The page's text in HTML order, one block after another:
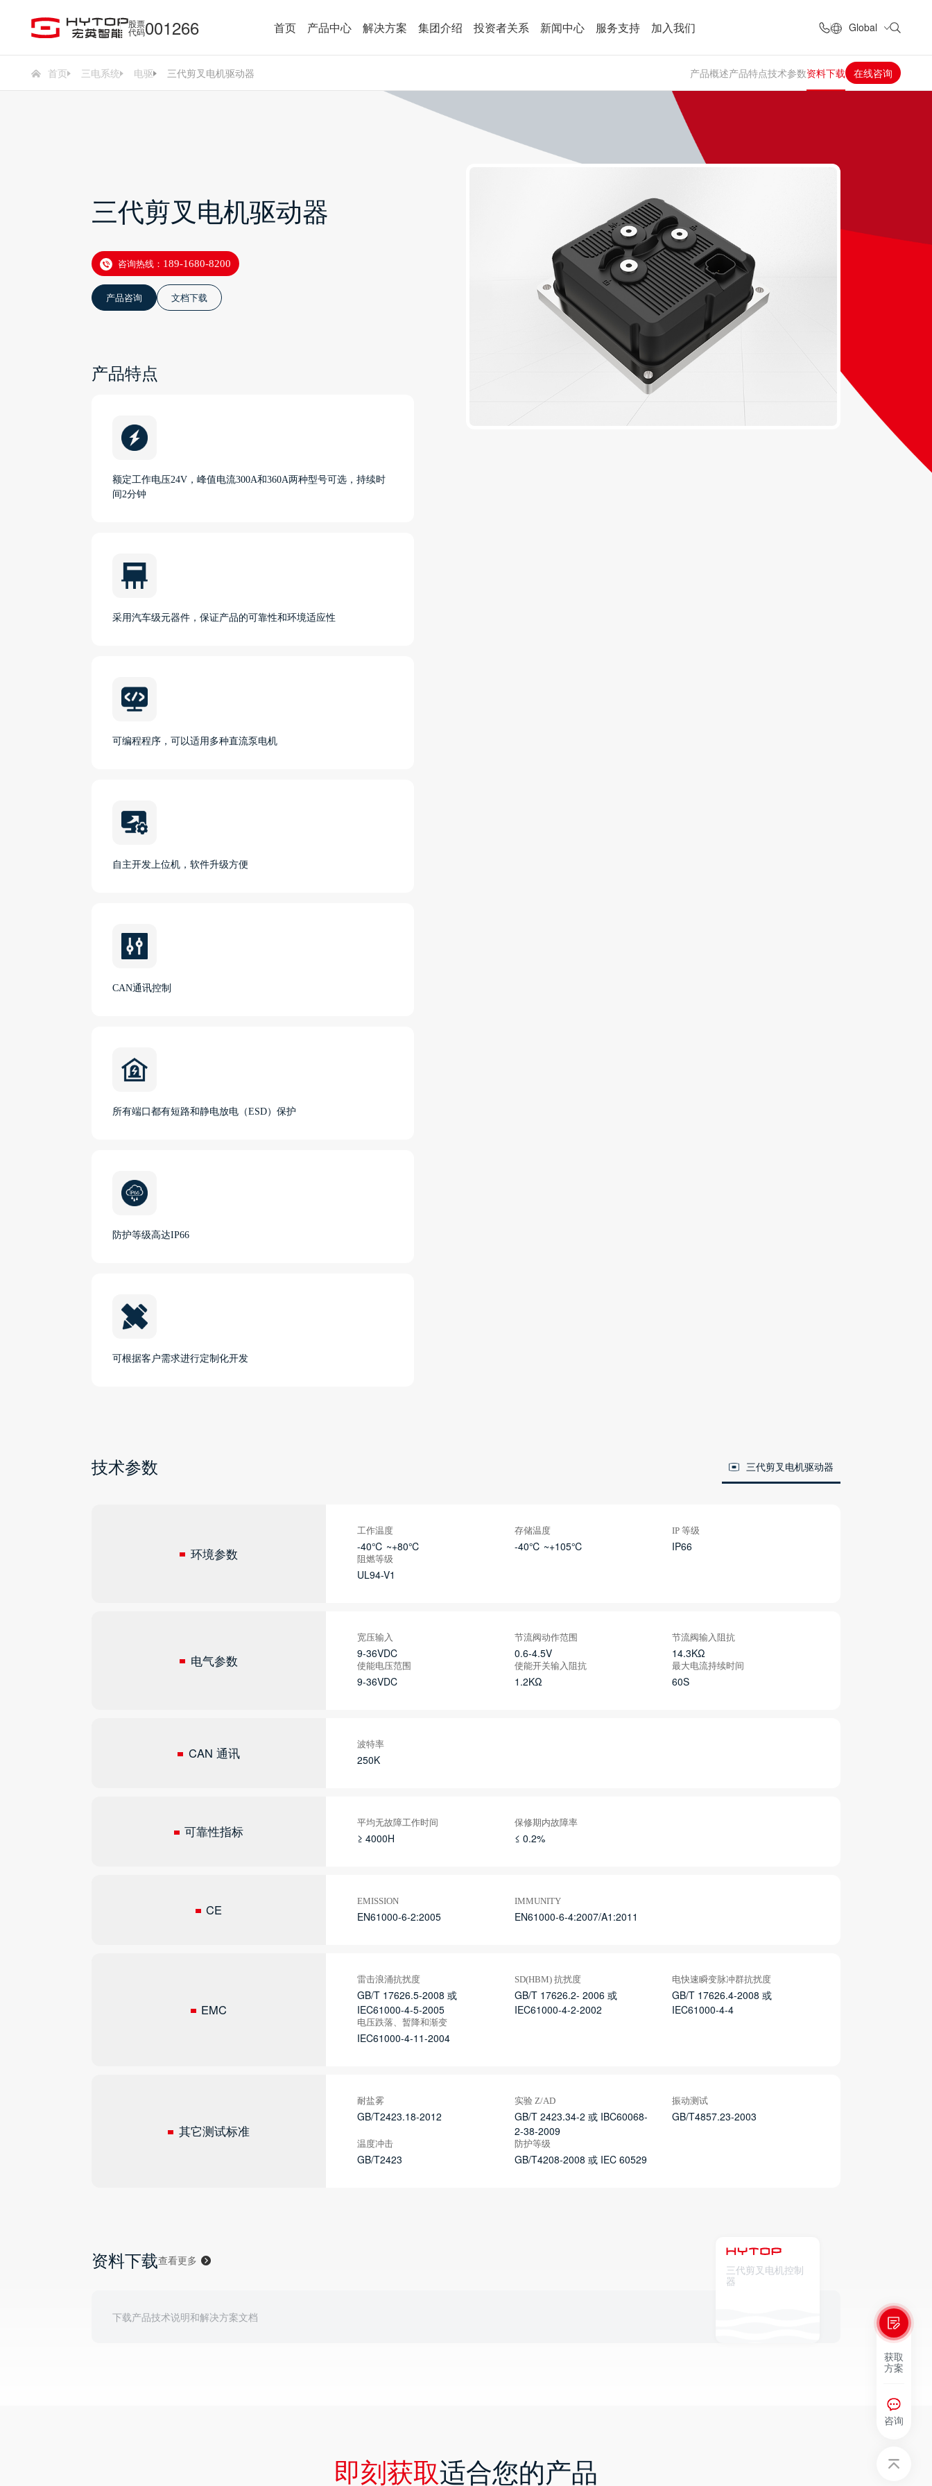
股票
代码001266 首页 产品中心 解决方案 集团介绍 投资者关系 新闻中心 服务支持 加入我们 Global
首页 三电系统 电驱 三代剪叉电机驱动器 产品概述产品特点技术参数资料下载 在线咨询
三代剪叉电机驱动器
咨询热线： 189-1680-8200
产品咨询 文档下载
产品特点
额定工作电压24V，峰值电流300A和360A两种型号可选，持续时
间2分钟
采用汽车级元器件，保证产品的可靠性和环境适应性
可编程程序，可以适用多种直流泵电机
自主开发上位机，软件升级方便
CAN通讯控制
所有端口都有短路和静电放电（ESD）保护
防护等级高达IP66
可根据客户需求进行定制化开发
技术参数 三代剪叉电机驱动器
环境参数
工作温度
-40℃ ~+80℃
存储温度
-40℃ ~+105℃
IP 等级
IP66
阻燃等级
UL94-V1
电气参数
宽压输入
9-36VDC
节流阀动作范围
0.6-4.5V
节流阀输入阻抗
14.3KΩ
使能电压范围
9-36VDC
使能开关输入阻抗
1.2KΩ
最大电流持续时间
60S
CAN 通讯
波特率
250K
可靠性指标
平均无故障工作时间
≥ 4000H
保修期内故障率
≤ 0.2%
CE
EMISSION
EN61000-6-2:2005
IMMUNITY
EN61000-6-4:2007/A1:2011
EMC
雷击浪涌抗扰度
GB/T 17626.5-2008 或
IEC61000-4-5-2005
SD(HBM) 抗扰度
GB/T 17626.2- 2006 或
IEC61000-4-2-2002
电快速瞬变脉冲群抗扰度
GB/T 17626.4-2008 或
IEC61000-4-4
电压跌落、暂降和渐变
IEC61000-4-11-2004
其它测试标准
耐盐雾
GB/T2423.18-2012
实验 Z/AD
GB/T 2423.34-2 或 IBC60068-
2-38-2009
振动测试
GB/T4857.23-2003
温度冲击
GB/T2423
防护等级
GB/T4208-2008 或 IEC 60529
资料下载查看更多
下载产品技术说明和解决方案文档
三代剪叉电机控制
器
即刻获取适合您的产品
获取
方案
咨询